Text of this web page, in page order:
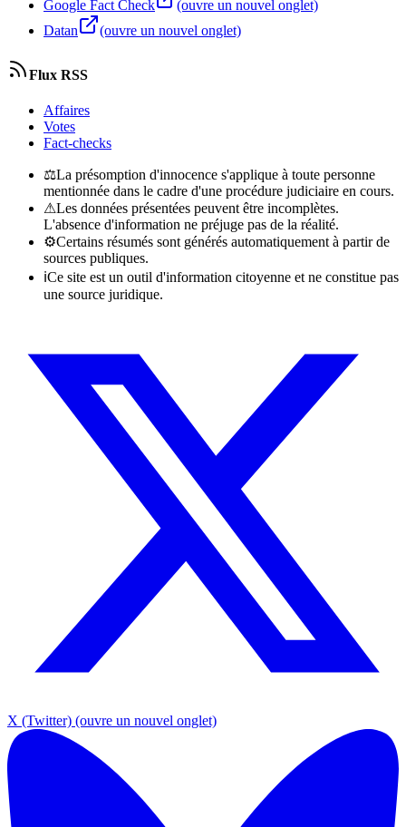
Google Fact Check
(ouvre un nouvel onglet)
Datan
(ouvre un nouvel onglet)
Flux RSS
Affaires
Votes
Fact-checks
⚖La présomption d'innocence s'applique à toute personne
mentionnée dans le cadre d'une procédure judiciaire en cours.
⚠Les données présentées peuvent être incomplètes.
L'absence d'information ne préjuge pas de la réalité.
⚙Certains résumés sont générés automatiquement à partir de
sources publiques.
ℹCe site est un outil d'information citoyenne et ne constitue pas
une source juridique.
X (Twitter) (ouvre un nouvel onglet)